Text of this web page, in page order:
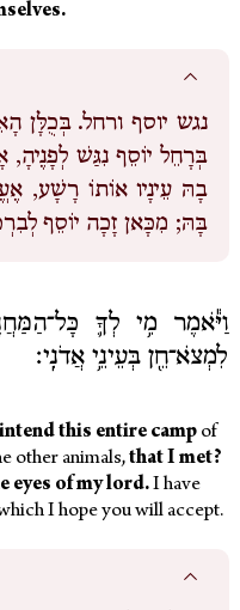
נגש יוסף ורחל. בְּכֻלָּן
בְּרָחֵל יוֹסֵף נִגַּשׁ
בָהּ עֵינָיו אוֹתוֹ רָשָׁע,
בָּהּ; מִכָּאן זָכָה יוֹסֵף
וַיֹּ֕אמֶר מִ֥י לְךָ֛
לִמְצֹא־חֵ֖ן בְּעֵינֵ֥י אֲדֹנִֽי׃
this entire camp of
other animals,that I met?
eyes of my lord.I have
I hope you will accept.